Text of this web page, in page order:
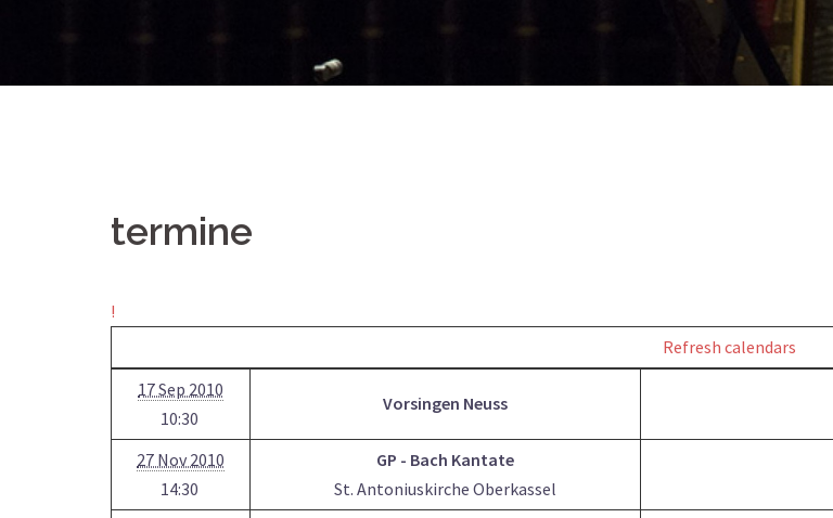
termine
!
Refresh calendars
17 Sep 2010
10:30
Vorsingen Neuss
27 Nov 2010
14:30
GP - Bach Kantate
St. Antoniuskirche Oberkassel